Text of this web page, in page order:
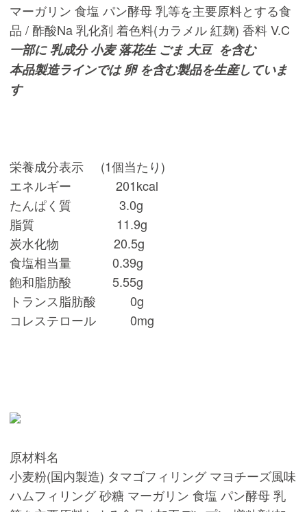
マーガリン 食塩 パン酵母 乳等を主要原料とする食
品 / 酢酸Na 乳化剤 着色料(カラメル 紅麹) 香料 V.C
一部に 乳成分 小麦 落花生 ごま 大豆 を含む
本品製造ラインでは 卵 を含む製品を生産していま
す
栄養成分表示 (1個当たり)
エネルギー 201kcal
たんぱく質 3.0g
脂質 11.9g
炭水化物 20.5g
食塩相当量 0.39g
飽和脂肪酸 5.55g
トランス脂肪酸 0g
コレステロール 0mg
原材料名
小麦粉(国内製造) タマゴフィリング マヨチーズ風味
ハムフィリング 砂糖 マーガリン 食塩 パン酵母 乳